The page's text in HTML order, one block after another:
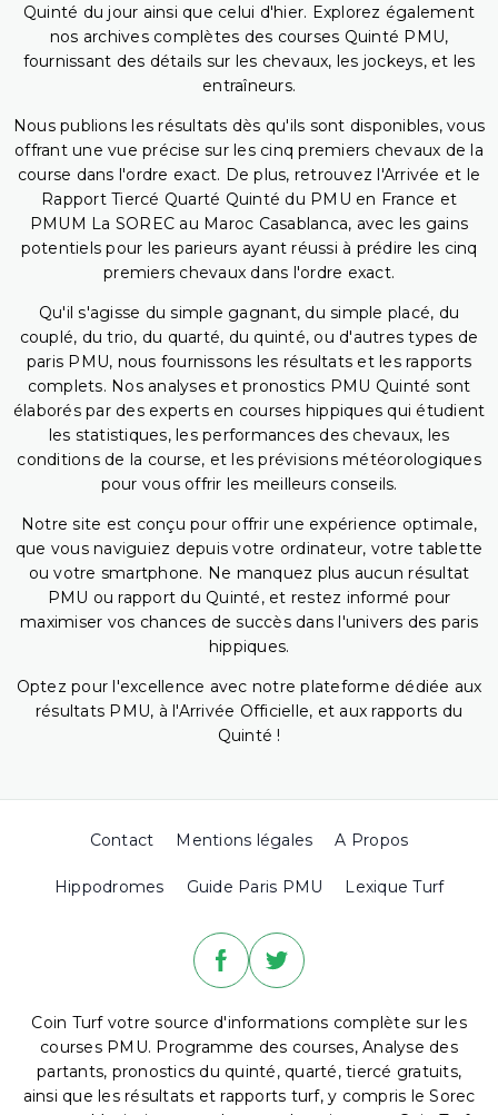
Quinté du jour ainsi que celui d'hier. Explorez également
nos archives complètes des courses Quinté PMU,
fournissant des détails sur les chevaux, les jockeys, et les
entraîneurs.
Nous publions les résultats dès qu'ils sont disponibles, vous
offrant une vue précise sur les cinq premiers chevaux de la
course dans l'ordre exact. De plus, retrouvez l'Arrivée et le
Rapport Tiercé Quarté Quinté du PMU en France et
PMUM La SOREC au Maroc Casablanca, avec les gains
potentiels pour les parieurs ayant réussi à prédire les cinq
premiers chevaux dans l'ordre exact.
Qu'il s'agisse du simple gagnant, du simple placé, du
couplé, du trio, du quarté, du quinté, ou d'autres types de
paris PMU, nous fournissons les résultats et les rapports
complets. Nos analyses et pronostics PMU Quinté sont
élaborés par des experts en courses hippiques qui étudient
les statistiques, les performances des chevaux, les
conditions de la course, et les prévisions météorologiques
pour vous offrir les meilleurs conseils.
Notre site est conçu pour offrir une expérience optimale,
que vous naviguiez depuis votre ordinateur, votre tablette
ou votre smartphone. Ne manquez plus aucun résultat
PMU ou rapport du Quinté, et restez informé pour
maximiser vos chances de succès dans l'univers des paris
hippiques.
Optez pour l'excellence avec notre plateforme dédiée aux
résultats PMU, à l'Arrivée Officielle, et aux rapports du
Quinté !
Contact Mentions légales A Propos
Hippodromes Guide Paris PMU Lexique Turf
Coin Turf votre source d'informations complète sur les
courses PMU. Programme des courses, Analyse des
partants, pronostics du quinté, quarté, tiercé gratuits,
ainsi que les résultats et rapports turf, y compris le Sorec